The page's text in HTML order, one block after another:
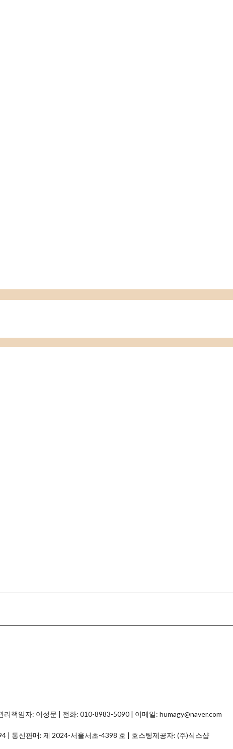
책임자: 이성문 | 전화: 010-8983-5090 | 이메일: humagy@naver.com
| 통신판매: 제 2024-서울서초-4398 호 | 호스팅제공자: (주)식스샵